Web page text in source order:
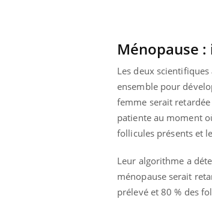
Ménopause :
Les deux
ensemble pour
femme serait
patiente au moment
follicules présentset
Leur algorithme a
ménopause serait
prélevé et 80 % des
L'été arrive… et avec lui, un tout
rythme de vie ! Vacances, plage,
soleil, activités en plein air… Nos